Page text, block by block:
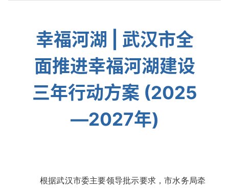
幸福河湖 | 武汉市全
面推进幸福河湖建设
三年行动方案 (2025
—2027年)
根据武汉市委主要领导批示要求，市水务局牵